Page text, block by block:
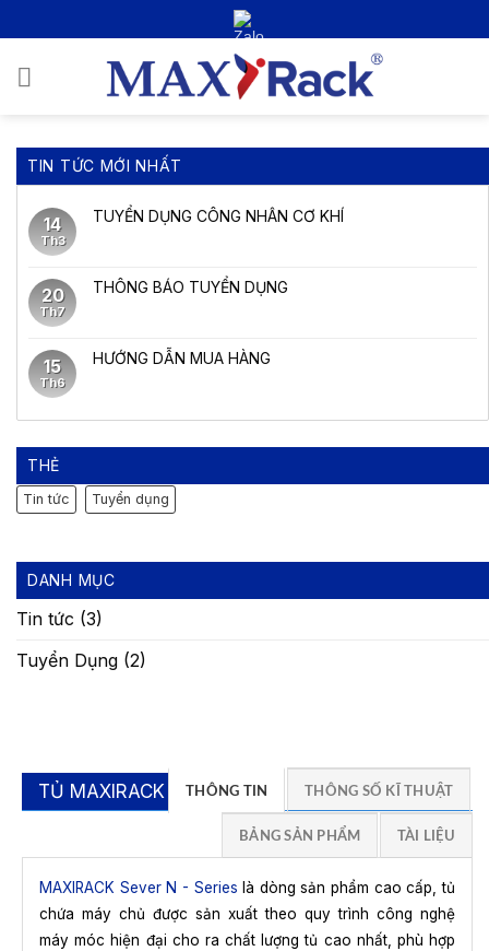
qua
nội
dung
TIN TỨC MỚI NHẤT
14
Th3
TUYỂN DỤNG CÔNG NHÂN CƠ KHÍ
20
Th7
THÔNG BÁO TUYỂN DỤNG
15
Th6
HƯỚNG DẪN MUA HÀNG
THẺ
Tin tức Tuyển dụng
DANH MỤC
Tin tức (3)
Tuyển Dụng (2)
TỦ MAXIRACK A THÔNG TIN THÔNG SỐ KĨ THUẬT
BẢNG SẢN PHẨM TÀI LIỆU
MAXIRACK Sever N - Series là dòng sản phẩm cao cấp, tủ
chứa máy chủ được sản xuất theo quy trình công nghệ
máy móc hiện đại cho ra chất lượng tủ cao nhất, phù hợp